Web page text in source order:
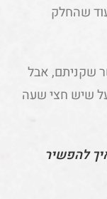
שהחלק
שקניתם, אבל
שיש חצי שעה
להפשיר